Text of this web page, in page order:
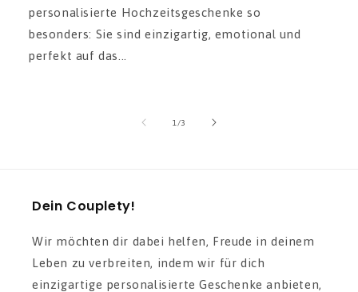
personalisierte Hochzeitsgeschenke so
besonders: Sie sind einzigartig, emotional und
perfekt auf das...
1 /von
3
Dein Couplety!
Wir möchten dir dabei helfen, Freude in deinem
Leben zu verbreiten, indem wir für dich
einzigartige personalisierte Geschenke anbieten,